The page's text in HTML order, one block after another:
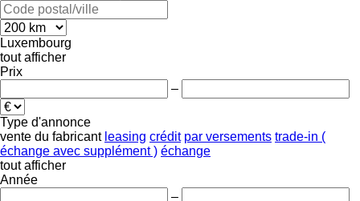
Luxembourg
tout afficher
Prix
–
Type d'annonce
vente du fabricant leasing crédit par versements trade-in (
échange avec supplément ) échange
tout afficher
Année
–